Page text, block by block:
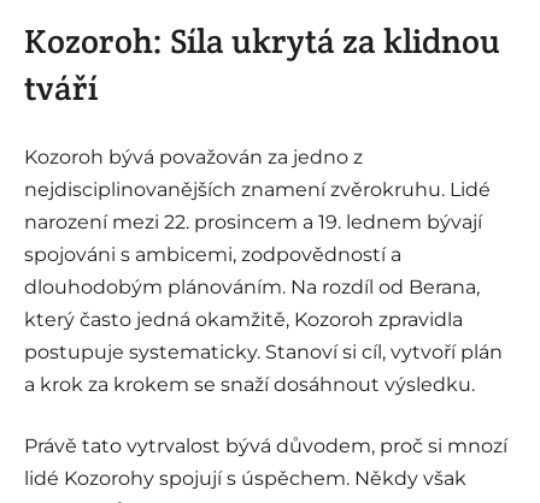
Kozoroh: Síla ukrytá za klidnou
tváří
Kozoroh bývá považován za jedno z
nejdisciplinovanějších znamení zvěrokruhu. Lidé
narození mezi 22. prosincem a 19. lednem bývají
spojováni s ambicemi, zodpovědností a
dlouhodobým plánováním. Na rozdíl od Berana,
který často jedná okamžitě, Kozoroh zpravidla
postupuje systematicky. Stanoví si cíl, vytvoří plán
a krok za krokem se snaží dosáhnout výsledku.
Právě tato vytrvalost bývá důvodem, proč si mnozí
lidé Kozorohy spojují s úspěchem. Někdy však